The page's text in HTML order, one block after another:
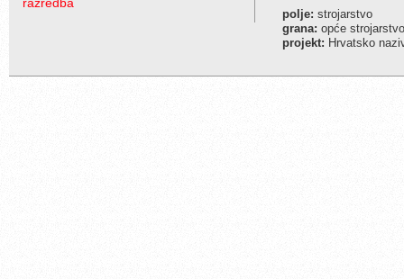
polje: strojarstvo
grana: opće
projekt: Hrvatsko